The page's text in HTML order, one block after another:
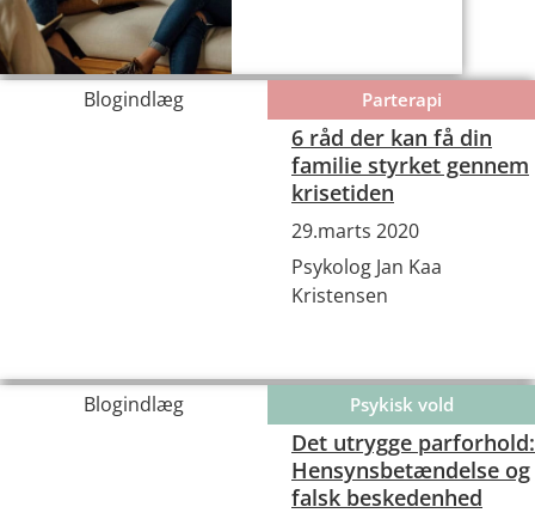
Blogindlæg Parterapi
6 råd der kan få din
familie styrket gennem
krisetiden
29.marts 2020
Psykolog Jan Kaa
Kristensen
Blogindlæg Psykisk vold
Det utrygge parforhold:
Hensynsbetændelse og
falsk beskedenhed